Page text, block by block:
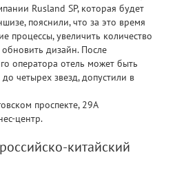
Rusland SP, которая будет
пояснили, что за это время
процессы, увеличить количество
дизайн. После
оператора отель может быть
четырех звезд, допустили в
проспекте, 29А
центр.
китайский